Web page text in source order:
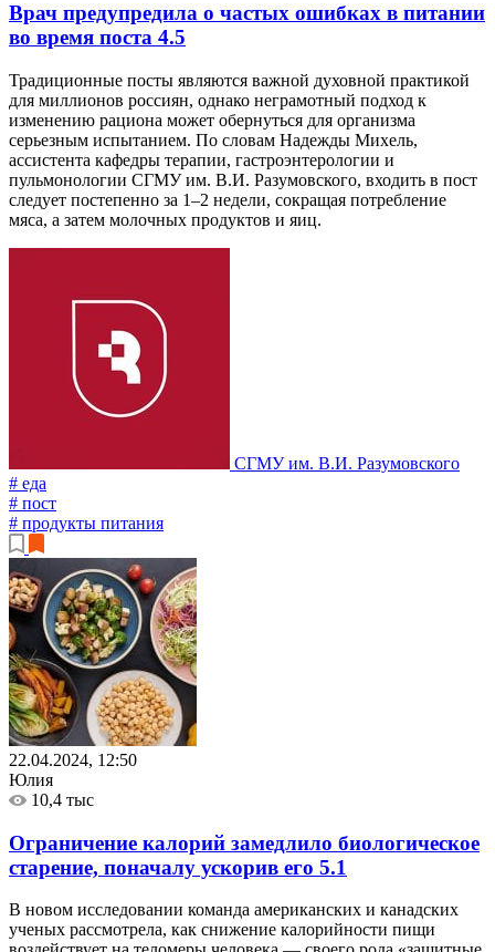
Врач предупредила о частых ошибках в питании
во время поста 4.5
Традиционные посты являются важной духовной практикой
для миллионов россиян, однако неграмотный подход к
изменению рациона может обернуться для организма
серьезным испытанием. По словам Надежды Михель,
ассистента кафедры терапии, гастроэнтерологии и
пульмонологии СГМУ им. В.И. Разумовского, входить в пост
следует постепенно за 1–2 недели, сокращая потребление
мяса, а затем молочных продуктов и яиц.
СГМУ им. В.И. Разумовского
# еда
# пост
# продукты питания
22.04.2024, 12:50
Юлия
10,4 тыс
Ограничение калорий замедлило биологическое
старение, поначалу ускорив его 5.1
В новом исследовании команда американских и канадских
ученых рассмотрела, как снижение калорийности пищи